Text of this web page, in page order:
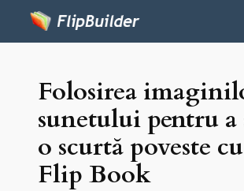
Folosirea
sunetului pentru a
o scurtă poveste
Flip Book